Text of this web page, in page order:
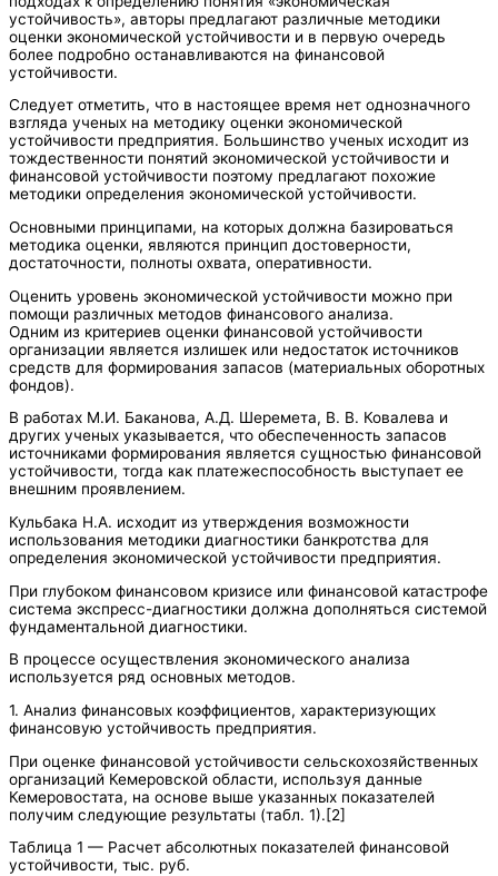
устойчивость», авторы предлагают различные методики
оценки экономической устойчивости и в первую очередь
более подробно останавливаются на финансовой
устойчивости.
Следует отметить, что в настоящее время нет однозначного
взгляда ученых на методику оценки экономической
устойчивости предприятия. Большинство ученых исходит из
тождественности понятий экономической устойчивости и
финансовой устойчивости поэтому предлагают похожие
методики определения экономической устойчивости.
Основными принципами, на которых должна базироваться
методика оценки, являются принцип достоверности,
достаточности, полноты охвата, оперативности.
Оценить уровень экономической устойчивости можно при
помощи различных методов финансового анализа.
Одним из критериев оценки финансовой устойчивости
организации является излишек или недостаток источников
средств для формирования запасов (материальных оборотных
фондов).
В работах М.И. Баканова, А.Д. Шеремета, В. В. Ковалева и
других ученых указывается, что обеспеченность запасов
источниками формирования является сущностью финансовой
устойчивости, тогда как платежеспособность выступает ее
внешним проявлением.
Кульбака Н.А. исходит из утверждения возможности
использования методики диагностики банкротства для
определения экономической устойчивости предприятия.
При глубоком финансовом кризисе или финансовой катастрофе
система экспресс-диагностики должна дополняться системой
фундаментальной диагностики.
В процессе осуществления экономического анализа
используется ряд основных методов.
1. Анализ финансовых коэффициентов, характеризующих
финансовую устойчивость предприятия.
При оценке финансовой устойчивости сельскохозяйственных
организаций Кемеровской области, используя данные
Кемеровостата, на основе выше указанных показателей
получим следующие результаты (табл. 1).[2]
Таблица 1 — Расчет абсолютных показателей финансовой
устойчивости, тыс. руб.